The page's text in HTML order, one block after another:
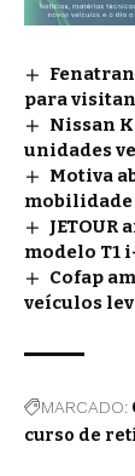
para
Nissan
unidades
Motiva
mobilidade
modelo T1
Cofap
veículos
MARCADO:
curso de